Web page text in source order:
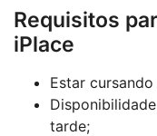
Requisitos
iPlace
Estar
tarde;